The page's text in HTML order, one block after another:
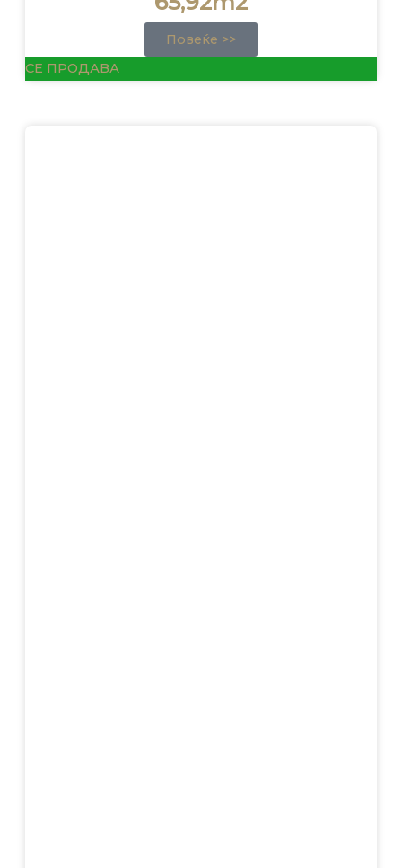
Повеќе >>
СЕ ПРОДАВА